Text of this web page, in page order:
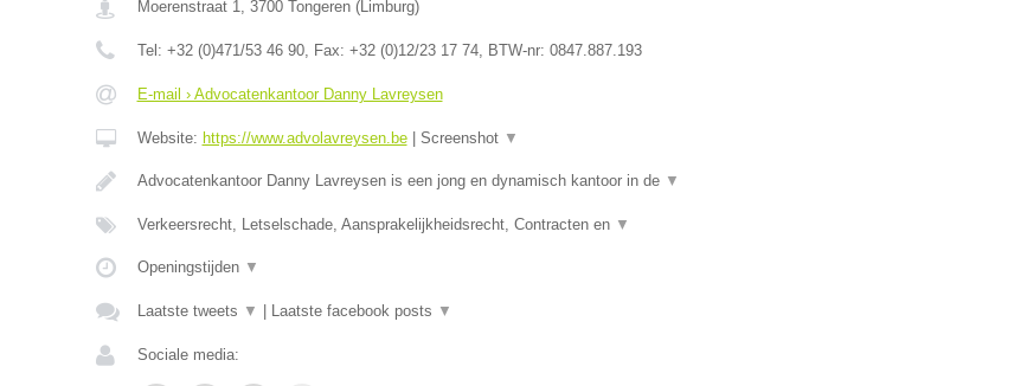
Moerenstraat 1, 3700 Tongeren(Limburg)
Tel: +32 (0)471/53 46 90, Fax: +32 (0)12/23 17 74, BTW-nr: 0847.887.193
E-mail › Advocatenkantoor Danny Lavreysen
Website: https://www.advolavreysen.be| Screenshot ▼
Advocatenkantoor Danny Lavreysen is een jong en dynamisch kantoor in de ▼
Verkeersrecht, Letselschade, Aansprakelijkheidsrecht, Contracten en ▼
Openingstijden ▼
Laatste tweets ▼ Laatste facebook posts ▼
Sociale media: